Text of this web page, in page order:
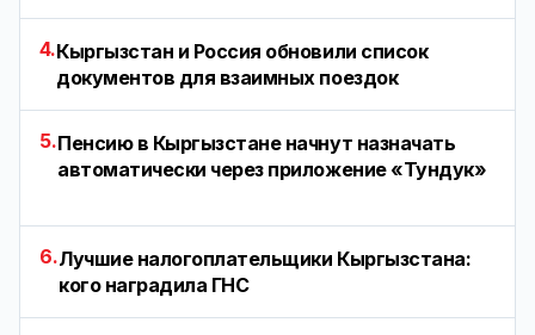
4.Кыргызстан и Россия обновили список
документов для взаимных поездок
5.Пенсию в Кыргызстане начнут назначать
автоматически через приложение «Тундук»
6.Лучшие налогоплательщики Кыргызстана:
кого наградила ГНС